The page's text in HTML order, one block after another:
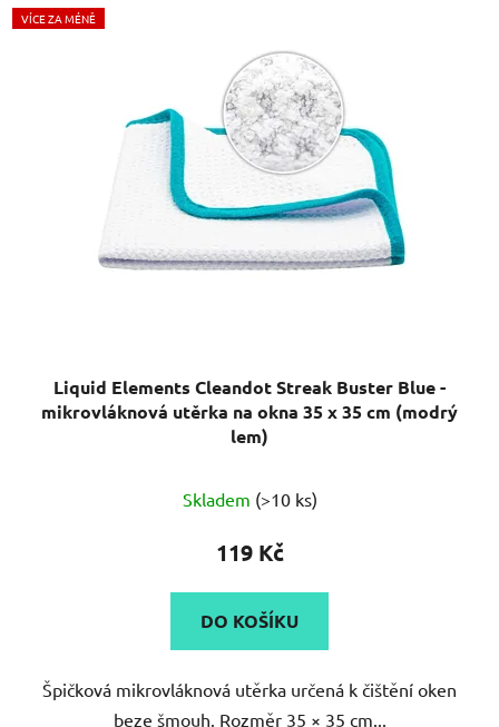
VÍCE ZA MÉNĚ
Liquid Elements Cleandot Streak Buster Blue -
mikrovláknová utěrka na okna 35 x 35 cm (modrý
lem)
hodnocení
je
5,0
z
5
hvězdiček.
Skladem (>10 ks)
119 Kč
DO KOŠÍKU
Špičková mikrovláknová utěrka určená k čištění oken
beze šmouh. Rozměr 35 × 35 cm...